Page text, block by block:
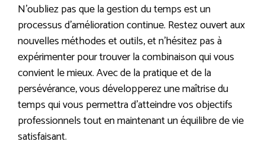
N’oubliez pas que la gestion du temps est un
processus d’amélioration continue. Restez ouvert aux
nouvelles méthodes et outils, et n’hésitez pas à
expérimenter pour trouver la combinaison qui vous
convient le mieux. Avec de la pratique et de la
persévérance, vous développerez une maîtrise du
temps qui vous permettra d’atteindre vos objectifs
professionnels tout en maintenant un équilibre de vie
satisfaisant.